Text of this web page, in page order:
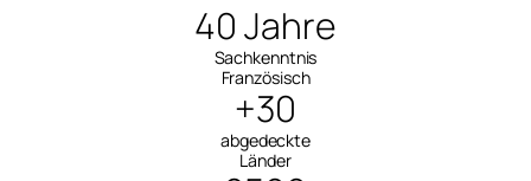
40 Jahre
Sachkenntnis
Französisch
+30
abgedeckte
Länder